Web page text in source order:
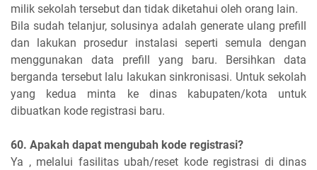
milik sekolah tersebut dan tidak diketahui oleh orang lain.
Bila sudah telanjur, solusinya adalah generate ulang prefill
dan lakukan prosedur instalasi seperti semula dengan
menggunakan data prefill yang baru. Bersihkan data
berganda tersebut lalu lakukan sinkronisasi. Untuk sekolah
yang kedua minta ke dinas kabupaten/kota untuk
dibuatkan kode registrasi baru.
60. Apakah dapat mengubah kode registrasi?
Ya , melalui fasilitas ubah/reset kode registrasi di dinas